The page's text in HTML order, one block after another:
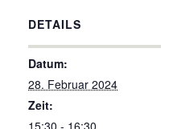
DETAILS
Datum:
28. Februar 2024
Zeit:
15:30 - 16:30